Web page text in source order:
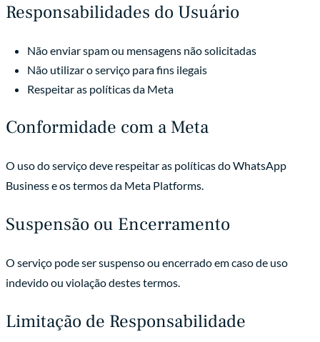
Responsabilidades do Usuário
Não enviar spam ou mensagens não solicitadas
Não utilizar o serviço para fins ilegais
Respeitar as políticas da Meta
Conformidade com a Meta
O uso do serviço deve respeitar as políticas do WhatsApp
Business e os termos da Meta Platforms.
Suspensão ou Encerramento
O serviço pode ser suspenso ou encerrado em caso de uso
indevido ou violação destes termos.
Limitação de Responsabilidade